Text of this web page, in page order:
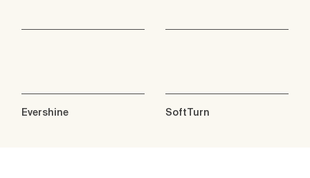
Evershine SoftTurn